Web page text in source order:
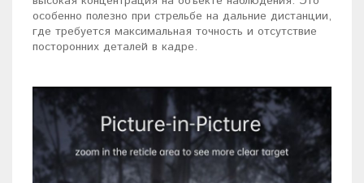
особенно полезно при стрельбе на дальние дистанции,
где требуется максимальная точность и отсутствие
посторонних деталей в кадре.